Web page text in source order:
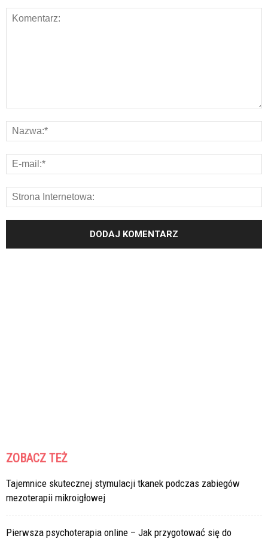
ZOBACZ TEŻ
Tajemnice skutecznej stymulacji tkanek podczas zabiegów
mezoterapii mikroigłowej
Pierwsza psychoterapia online – Jak przygotować się do